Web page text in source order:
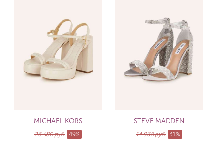
MICHAEL KORS
26 480 руб. 49%
STEVE MADDEN
14 938 руб. 31%